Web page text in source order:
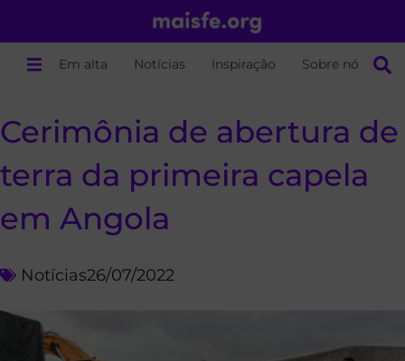
Em alta Notícias Inspiração Sobre nós
Cerimônia de abertura de
terra da primeira capela
em Angola
Notícias26/07/2022